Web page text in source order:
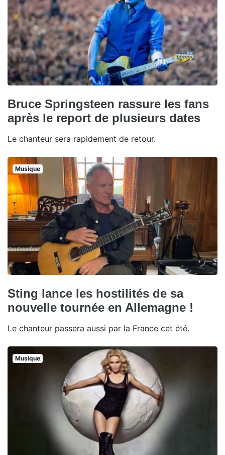
Bruce Springsteen rassure les fans
après le report de plusieurs dates
Le chanteur sera rapidement de retour.
Musique
Sting lance les hostilités de sa
nouvelle tournée en Allemagne !
Le chanteur passera aussi par la France cet été.
Musique